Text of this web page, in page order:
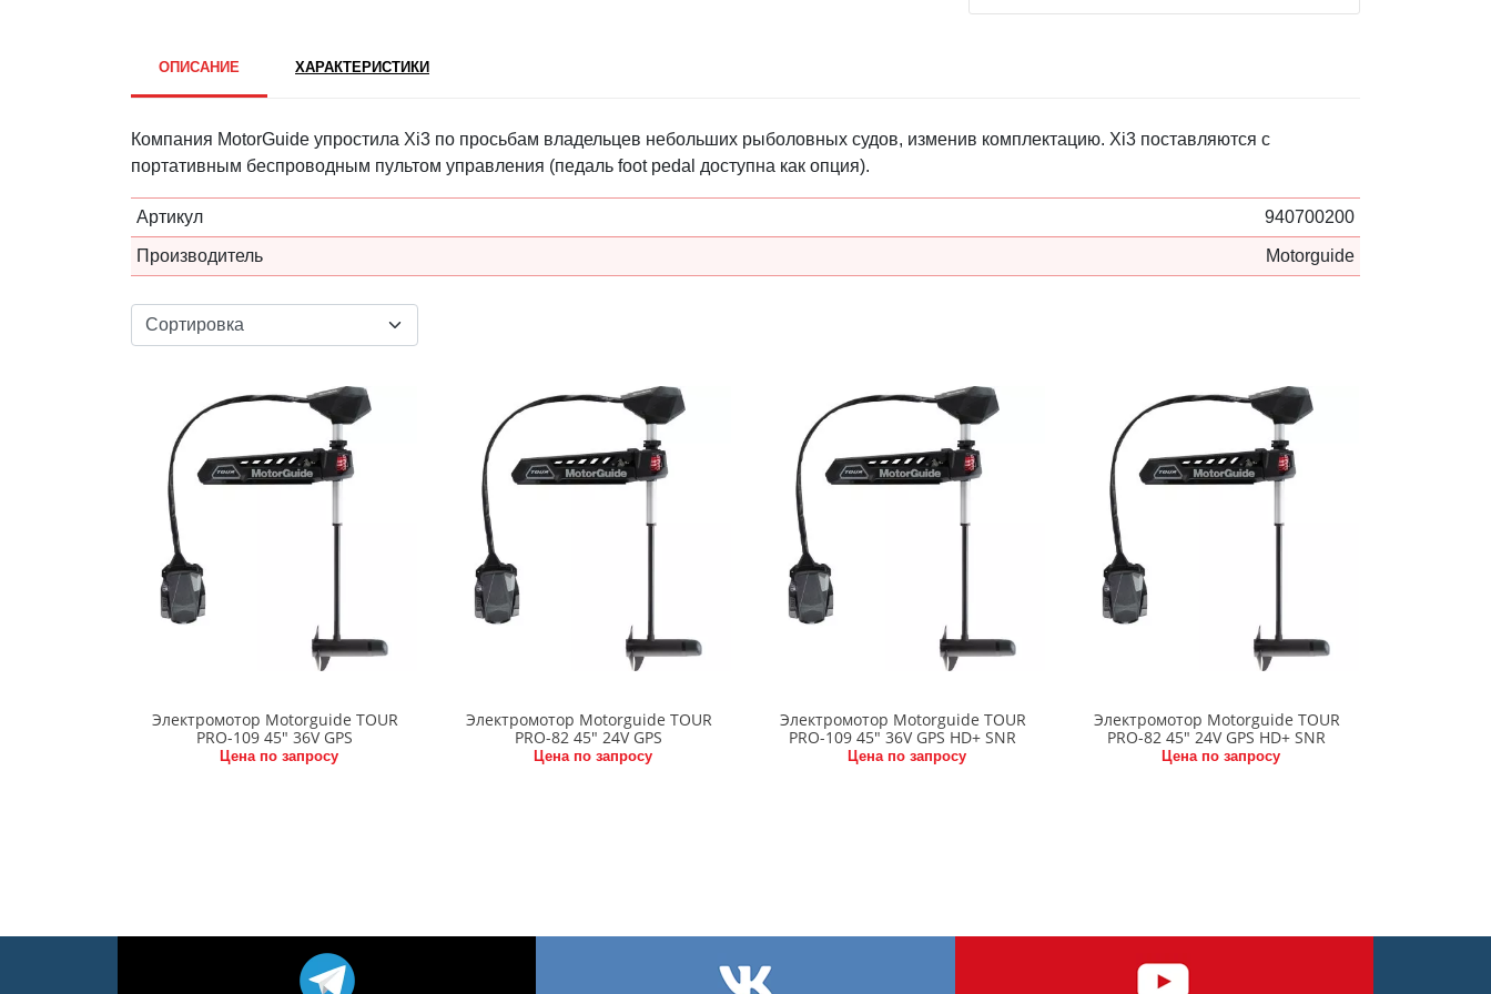
ОПИСАНИЕ ХАРАКТЕРИСТИКИ
Компания MotorGuide упростила Xi3 по просьбам владельцев небольших рыболовных судов, изменив комплектацию. Xi3 поставляются с
портативным беспроводным пультом управления (педаль foot pedal доступна как опция).
Артикул 940700200
Производитель Motorguide
Электромотор Motorguide TOUR
PRO-109 45" 36V GPS
Цена по запросу
Электромотор Motorguide TOUR
PRO-82 45" 24V GPS
Цена по запросу
Электромотор Motorguide TOUR
PRO-109 45" 36V GPS HD+ SNR
Цена по запросу
Электромотор Motorguide TOUR
PRO-82 45" 24V GPS HD+ SNR
Цена по запросу